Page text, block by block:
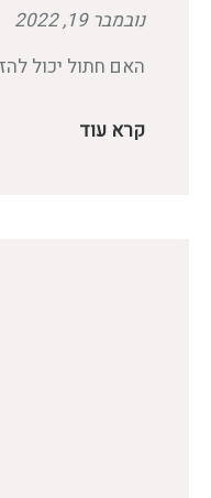
נובמבר 19, 2022
האם חתול יכול
קרא עוד